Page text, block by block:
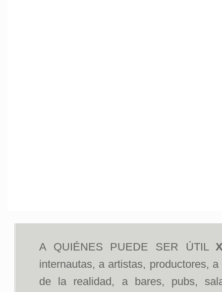
A QUIÉNES PUEDE SER ÚTIL
internautas, a artistas, productores,
de la realidad, a bares, pubs,